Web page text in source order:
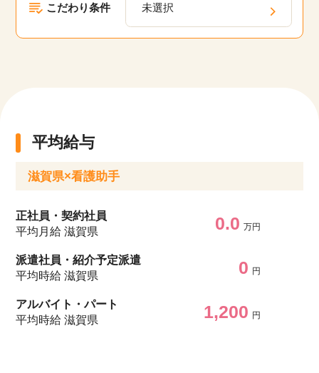
こだわり条件 未選択
平均給与
滋賀県×看護助手
正社員・契約社員
平均月給 滋賀県
0.0 万円
派遣社員・紹介予定派遣
平均時給 滋賀県
0 円
アルバイト・パート
平均時給 滋賀県
1,200 円